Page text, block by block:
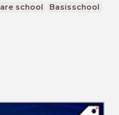
school
Basisschool